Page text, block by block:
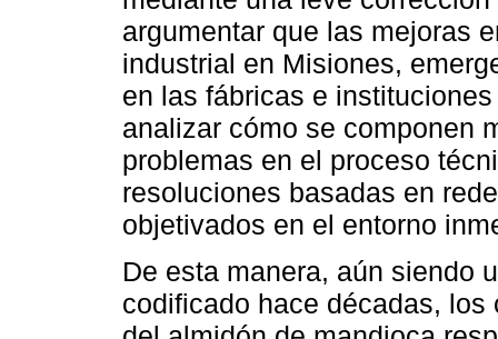
argumentar que las mejoras
industrial en Misiones,
en las fábricas e
analizar cómo se componen
problemas en el proceso
resoluciones basadas en
objetivados en el entorno
De esta manera, aún siendo
codificado hace décadas,